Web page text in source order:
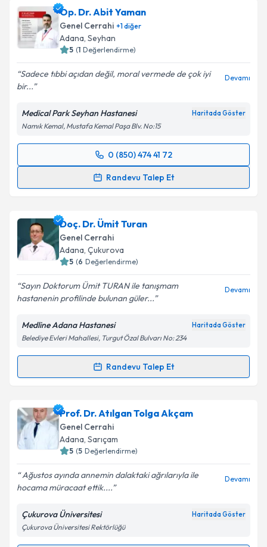
Op. Dr. Abit Yaman
Genel Cerrahi +1diğer
Adana, Seyhan
5 (1 Değerlendirme)
Sadece tıbbi açıdan değil, moral vermede de çok iyi
bir...
Devamı
Medical Park Seyhan Hastanesi Haritada Göster
Namık Kemal, Mustafa Kemal Paşa Blv. No:15
0 (850) 474 41 72
Randevu Talep Et
Randevu Takvimi Talebi
takvim hazırlandığında e-posta ile bilgilendireceğiz.
E-posta Adresiniz
Kişisel verilerimin işlenmesine ilişkin
kapsamda işlenmesini kabul ediyorum.
Takvim Talebini Gönder
Doç. Dr. Ümit Turan
Genel Cerrahi
Adana, Çukurova
5 (6 Değerlendirme)
Sayın Doktorum Ümit TURAN ile tanışmam
hastanenin profilinde bulunan güler...
Devamı
Medline Adana Hastanesi Haritada Göster
Belediye Evleri Mahallesi, Turgut Özal Bulvarı No: 234
Randevu Talep Et
Randevu Takvimi Talebi
Doç. Dr. Ümit Turaniçin randevu takvimi talebi
oluşturun. Size bu uzmandan randevu almanız için bir
takvim hazırlandığında e-posta ile bilgilendireceğiz.
Kişisel verilerimin işlenmesine ilişkin
Aydınlatma
Metni'ni okudum ve kişisel verilerimin belirtilen
kapsamda işlenmesini kabul ediyorum.
Prof. Dr. Atılgan Tolga Akçam
Genel Cerrahi
Adana, Sarıçam
5 (5 Değerlendirme)
Ağustos ayında annemin dalaktaki ağrılarıyla ile
hocama müracaat ettik....
Devamı
Çukurova Üniversitesi Haritada Göster
Çukurova Üniversitesi Rektörlüğü